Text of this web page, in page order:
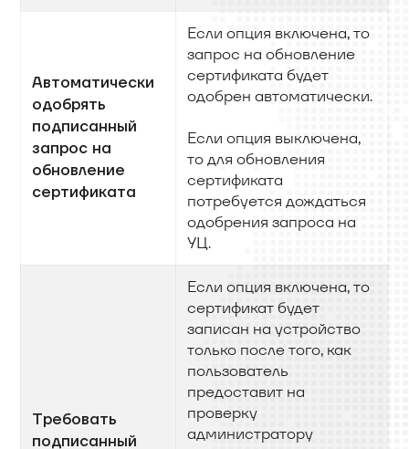
Автоматически
одобрять
подписанный
запрос на
обновление
сертификата
Если опция включена, то
запрос на обновление
сертификата будет
одобрен автоматически.
Если опция выключена,
то для обновления
сертификата
потребуется дождаться
одобрения запроса на
УЦ.
Требовать
подписанный
Если опция включена, то
сертификат будет
записан на устройство
только после того, как
пользователь
предоставит на
проверку
администратору